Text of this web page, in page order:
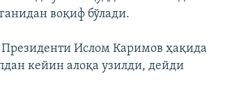
воқиф бўлади.
Ислом Каримов ҳақида
кейин алоқа узилди, дейди